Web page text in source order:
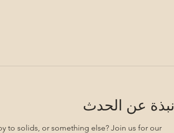
نبذة عن الحدث
to solids, or something else? Join us for our